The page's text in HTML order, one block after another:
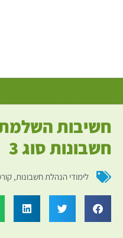
חשיבות
חשבונות סוג 3
לימודי הנהלת חשבונות,